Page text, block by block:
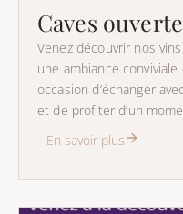
Caves
Venez découvrir nos
une ambiance
occasion d’échanger
et de profiter d’un
En savoir plus